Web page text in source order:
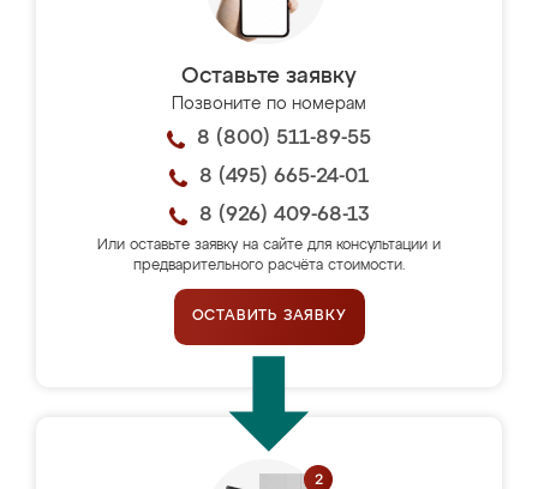
Оставьте заявку
Позвоните по номерам
8 (800) 511-89-55
8 (495) 665-24-01
8 (926) 409-68-13
Или оставьте заявку на сайте для консультации и
предварительного расчёта стоимости.
ОСТАВИТЬ ЗАЯВКУ